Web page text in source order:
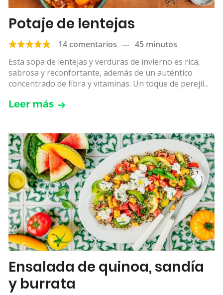
Potaje de lentejas
14 comentarios — 45 minutos
Esta sopa de lentejas y verduras de invierno es rica,
sabrosa y reconfortante, además de un auténtico
concentrado de fibra y vitaminas. Un toque de perejil...
Leer más
Ensalada de quinoa, sandía
y burrata